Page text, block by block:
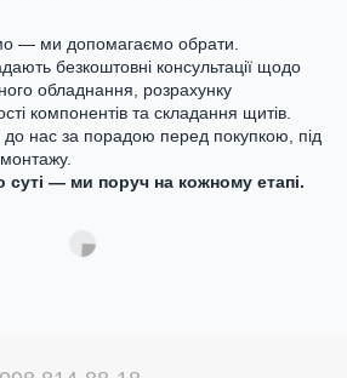
— ми допомагаємо обрати.
безкоштовні консультації щодо
обладнання, розрахунку
компонентів та складання щитів.
нас за порадою перед покупкою, під
суті — ми поруч на кожному етапі.